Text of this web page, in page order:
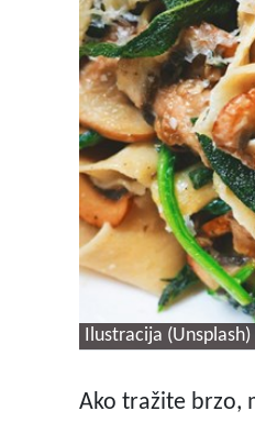
Ilustracija (Unsplash)
Ako tražite brzo,